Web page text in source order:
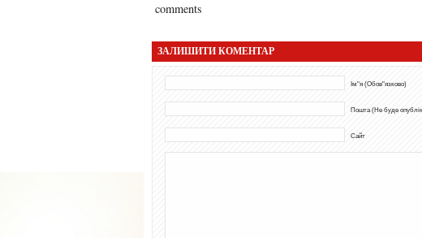
comments
ЗАЛИШИТИ КОМЕНТАР
Ім"я (Обов"язково)
Пошта (Не буде
Сайт